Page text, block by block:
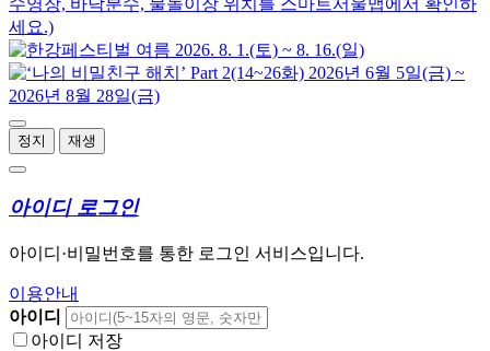
정지 재생
아이디 로그인
아이디·비밀번호를 통한 로그인 서비스입니다.
이용안내
아이디
아이디 저장